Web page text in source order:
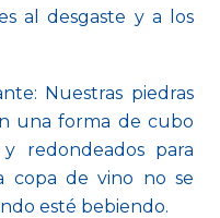
al desgaste y a los
Nuestras piedras
una forma de cubo
redondeados para
copa de vino no se
esté bebiendo.